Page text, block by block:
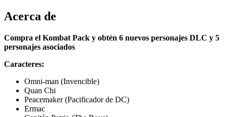
Acerca de
Compra el Kombat Pack y obtén 6 nuevos personajes DLC y 5
personajes asociados
Caracteres:
Omni-man (Invencible)
Quan Chi
Peacemaker (Pacificador de DC)
Ermac